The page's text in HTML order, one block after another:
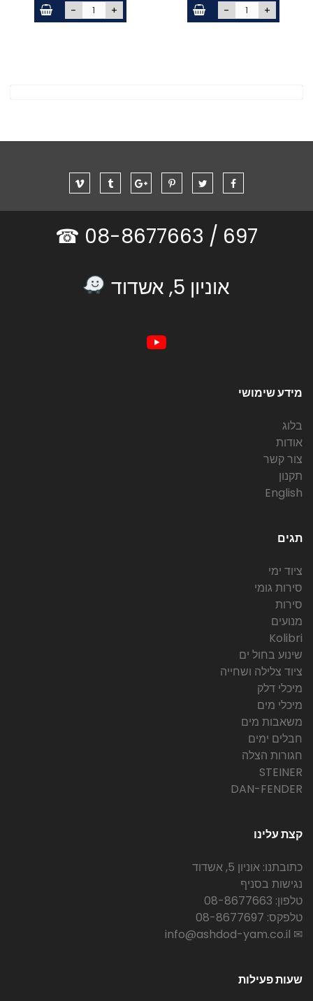
- +
- +
697 /
אוניון 5, אשדוד
מידע שימושי
בלוג
אודות
צור קשר
תקנון
English
תגים
ציוד ימי
סירות גומי
סירות
מנועים
Kolibri
שינוע בחול ים
ציוד צלילה ושחייה
מיכלי דלק
מיכלי מים
משאבות מים
חבלים ימים
חגורות הצלה
STEINER
DAN-FENDER
קצת עלינו
כתובתנו: אוניון 5, אשדוד
נגישות בסניף
טלפון: 08-8677663
טלפקס: 08-8677697
✉ info@ashdod-yam.co.il
שעות פעילות